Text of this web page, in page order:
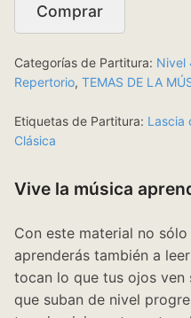
Comprar
Categorías de Partitura: Nivel
Repertorio, TEMAS DE LA
Etiquetas de Partitura: Lascia
Clásica
Vive la música
Con este material no
aprenderás también a
tocan lo que tus ojos
que suban de nivel